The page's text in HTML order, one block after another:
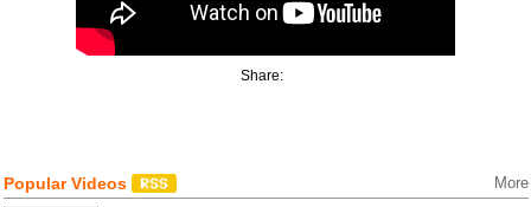
Share:
Popular Videos More